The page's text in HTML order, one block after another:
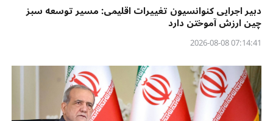
دبیر اجرایی کنوانسیون تغییرات اقلیمی: مسیر توسعه سبز
چین ارزش آموختن دارد
07:14:41 2026-08-08